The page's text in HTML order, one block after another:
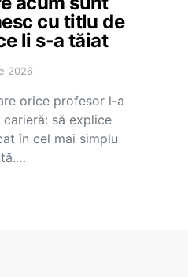
cu titlu de
li s-a tăiat
2026
orice profesor l-a
să explice
în cel mai simplu